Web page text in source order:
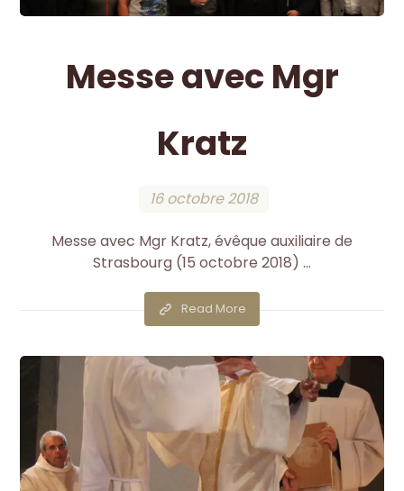
Messe avec Mgr
Kratz
16 octobre 2018
Messe avec Mgr Kratz, évêque auxiliaire de
Strasbourg (15 octobre 2018) ...
Read More